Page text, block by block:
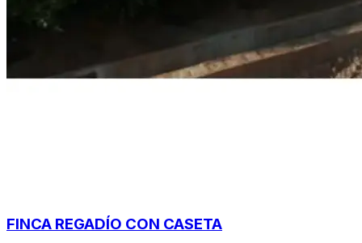
FINCA REGADÍO CON CASETA